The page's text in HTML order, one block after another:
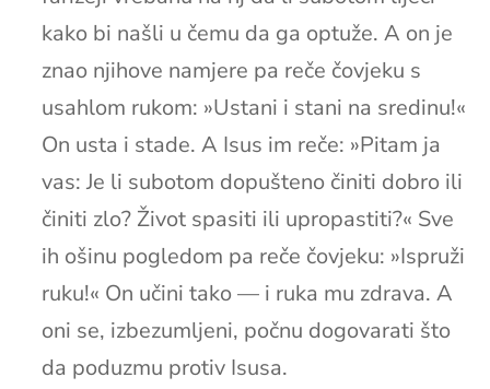
kako bi našli u čemu da ga optuže. A on je
znao njihove namjere pa reče čovjeku s
usahlom rukom: »Ustani i stani na sredinu!«
On usta i stade. A Isus im reče: »Pitam ja
vas: Je li subotom dopušteno činiti dobro ili
činiti zlo? Život spasiti ili upropastiti?« Sve
ih ošinu pogledom pa reče čovjeku: »Ispruži
ruku!« On učini tako — i ruka mu zdrava. A
oni se, izbezumljeni, počnu dogovarati što
da poduzmu protiv Isusa.